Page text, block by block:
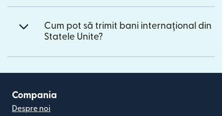
Cum pot să trimit bani internațional din
Statele Unite?
Compania
Despre noi